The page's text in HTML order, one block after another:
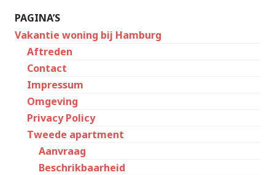
PAGINA’S
Vakantie woning bij Hamburg
Aftreden
Contact
Impressum
Omgeving
Privacy Policy
Tweede apartment
Aanvraag
Beschrikbaarheid